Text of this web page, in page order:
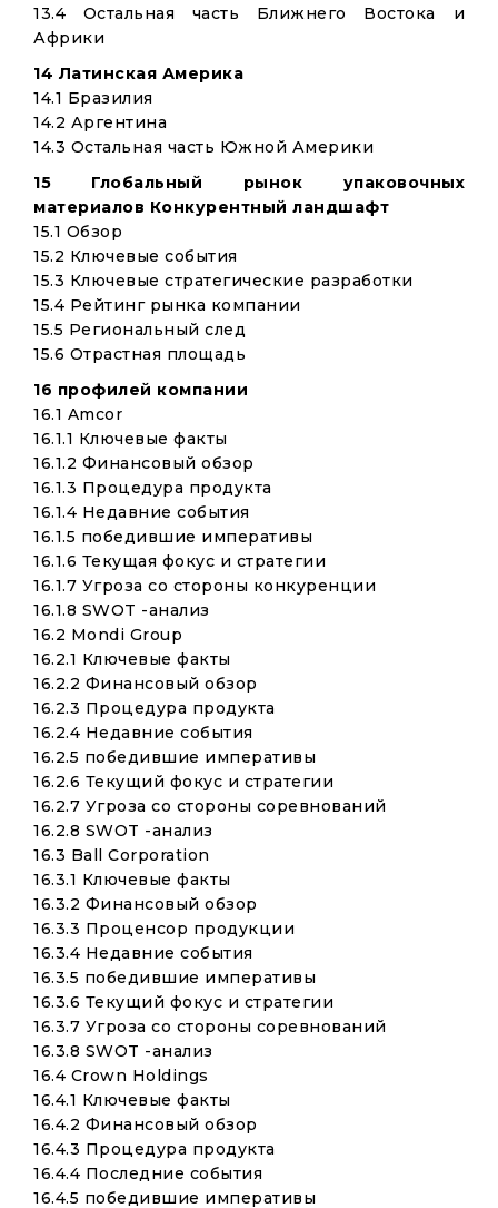
13.4 Остальная часть Ближнего Востока и
Африки
14 Латинская Америка
14.1 Бразилия
14.2 Аргентина
14.3 Остальная часть Южной Америки
15 Глобальный рынок упаковочных
материалов Конкурентный ландшафт
15.1 Обзор
15.2 Ключевые события
15.3 Ключевые стратегические разработки
15.4 Рейтинг рынка компании
15.5 Региональный след
15.6 Отрастная площадь
16 профилей компании
16.1 Amcor
16.1.1 Ключевые факты
16.1.2 Финансовый обзор
16.1.3 Процедура продукта
16.1.4 Недавние события
16.1.5 победившие императивы
16.1.6 Текущая фокус и стратегии
16.1.7 Угроза со стороны конкуренции
16.1.8 SWOT -анализ
16.2 Mondi Group
16.2.1 Ключевые факты
16.2.2 Финансовый обзор
16.2.3 Процедура продукта
16.2.4 Недавние события
16.2.5 победившие императивы
16.2.6 Текущий фокус и стратегии
16.2.7 Угроза со стороны соревнований
16.2.8 SWOT -анализ
16.3 Ball Corporation
16.3.1 Ключевые факты
16.3.2 Финансовый обзор
16.3.3 Проценсор продукции
16.3.4 Недавние события
16.3.5 победившие императивы
16.3.6 Текущий фокус и стратегии
16.3.7 Угроза со стороны соревнований
16.3.8 SWOT -анализ
16.4 Crown Holdings
16.4.1 Ключевые факты
16.4.2 Финансовый обзор
16.4.3 Процедура продукта
16.4.4 Последние события
16.4.5 победившие императивы